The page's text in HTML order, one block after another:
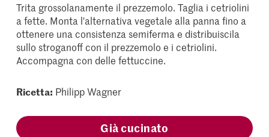
Trita grossolanamente il prezzemolo. Taglia i cetriolini
a fette. Monta l'alternativa vegetale alla panna fino a
ottenere una consistenza semiferma e distribuiscila
sullo stroganoff con il prezzemolo e i cetriolini.
Accompagna con delle fettuccine.
Ricetta: Philipp Wagner
Già cucinato